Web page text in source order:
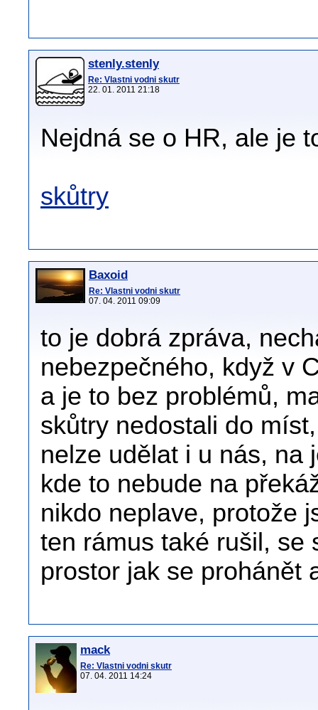
stenly.stenly
Re: Vlastni vodni skutr
22. 01. 2011 21:18
Nejdná se o HR, ale je
skůtry
Baxoid
Re: Vlastni vodni skutr
07. 04. 2011 09:09
to je dobrá zpráva,
nebezpečného, když v
a je to bez problémů,
skůtry nedostali do
nelze udělat i u nás, na
kde to nebude na
nikdo neplave, protože
ten rámus také rušil, se
prostor jak se prohánět
mack
Re: Vlastni vodni skutr
07. 04. 2011 14:24